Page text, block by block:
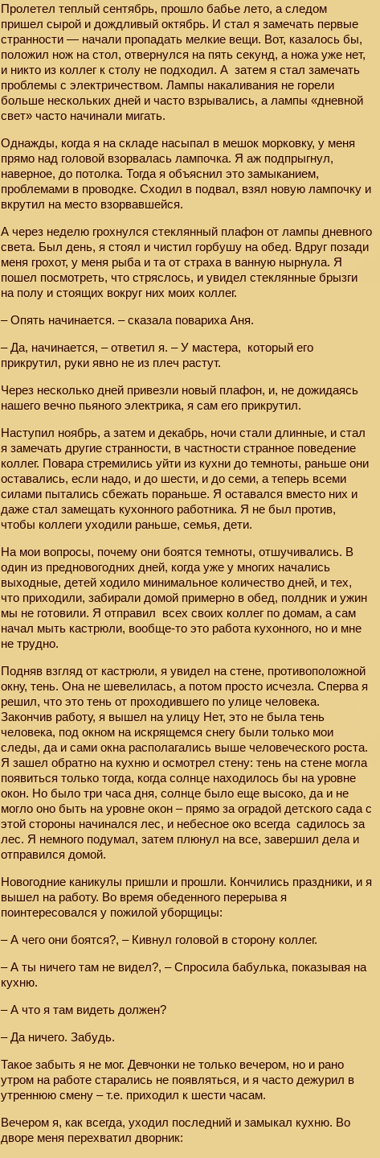
Пролетел теплый сентябрь, прошло бабье лето, а следом
пришел сырой и дождливый октябрь. И стал я замечать первые
странности — начали пропадать мелкие вещи. Вот, казалось бы,
положил нож на стол, отвернулся на пять секунд, а ножа уже нет,
и никто из коллег к столу не подходил. А затем я стал замечать
проблемы с электричеством. Лампы накаливания не горели
больше нескольких дней и часто взрывались, а лампы «дневной
свет» часто начинали мигать.
Однажды, когда я на складе насыпал в мешок морковку, у меня
прямо над головой взорвалась лампочка. Я аж подпрыгнул,
наверное, до потолка. Тогда я объяснил это замыканием,
проблемами в проводке. Сходил в подвал, взял новую лампочку и
вкрутил на место взорвавшейся.
А через неделю грохнулся стеклянный плафон от лампы дневного
света. Был день, я стоял и чистил горбушу на обед. Вдруг позади
меня грохот, у меня рыба и та от страха в ванную нырнула. Я
пошел посмотреть, что стряслось, и увидел стеклянные брызги
на полу и стоящих вокруг них моих коллег.
– Опять начинается. – сказала повариха Аня.
– Да, начинается, – ответил я. – У мастера, который его
прикрутил, руки явно не из плеч растут.
Через несколько дней привезли новый плафон, и, не дожидаясь
нашего вечно пьяного электрика, я сам его прикрутил.
Наступил ноябрь, а затем и декабрь, ночи стали длинные, и стал
я замечать другие странности, в частности странное поведение
коллег. Повара стремились уйти из кухни до темноты, раньше они
оставались, если надо, и до шести, и до семи, а теперь всеми
силами пытались сбежать пораньше. Я оставался вместо них и
даже стал замещать кухонного работника. Я не был против,
чтобы коллеги уходили раньше, семья, дети.
На мои вопросы, почему они боятся темноты, отшучивались. В
один из предновогодних дней, когда уже у многих начались
выходные, детей ходило минимальное количество дней, и тех,
что приходили, забирали домой примерно в обед, полдник и ужин
мы не готовили. Я отправил всех своих коллег по домам, а сам
начал мыть кастрюли, вообще-то это работа кухонного, но и мне
не трудно.
Подняв взгляд от кастрюли, я увидел на стене, противоположной
окну, тень. Она не шевелилась, а потом просто исчезла. Сперва я
решил, что это тень от проходившего по улице человека.
Закончив работу, я вышел на улицу Нет, это не была тень
человека, под окном на искрящемся снегу были только мои
следы, да и сами окна располагались выше человеческого роста.
Я зашел обратно на кухню и осмотрел стену: тень на стене могла
появиться только тогда, когда солнце находилось бы на уровне
окон. Но было три часа дня, солнце было еще высоко, да и не
могло оно быть на уровне окон – прямо за оградой детского сада с
этой стороны начинался лес, и небесное око всегда садилось за
лес. Я немного подумал, затем плюнул на все, завершил дела и
отправился домой.
Новогодние каникулы пришли и прошли. Кончились праздники, и я
вышел на работу. Во время обеденного перерыва я
поинтересовался у пожилой уборщицы:
– А чего они боятся?, – Кивнул головой в сторону коллег.
– А ты ничего там не видел?, – Спросила бабулька, показывая на
кухню.
– А что я там видеть должен?
– Да ничего. Забудь.
Такое забыть я не мог. Девчонки не только вечером, но и рано
утром на работе старались не появляться, и я часто дежурил в
утреннюю смену – т.е. приходил к шести часам.
Вечером я, как всегда, уходил последний и замыкал кухню. Во
дворе меня перехватил дворник: